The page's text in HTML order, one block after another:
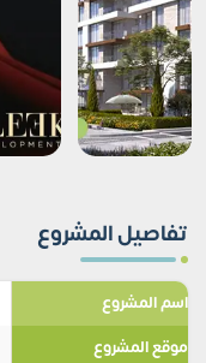
تفاصيل المشروع
اسم المشروع
موقع المشروع